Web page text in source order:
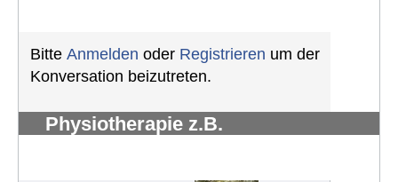
Bitte Anmelden oder Registrieren um der
Konversation beizutreten.
Physiotherapie z.B.